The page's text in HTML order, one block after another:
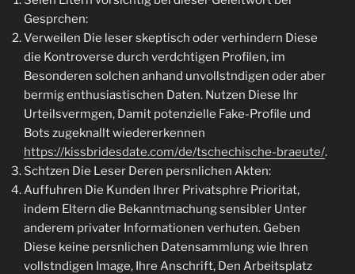
Gesprchen:
Verweilen Die leser skeptisch oder verhindern Diese
die Kontroverse durch verdchtigen Profilen, im
Besonderen solchen anhand unvollstndigen oder aber
bermig enthusiastischen Daten. Nutzen Diese Ihr
Urteilsvermgen, Damit potenzielle Fake-Profile und
Bots zugeknallt wiedererkennen
https://kissbridesdate.com/de/tschechische-braeute/.
Schtzen Die Leser Deren persnlichen Akten:
Auffuhren Die Kunden Ihrer Privatsphre Prioritat,
indem Eltern die Bekanntmachung sensibler Unter
anderem privater Informationen verhuten. Geben
Diese keine persnlichen Datensammlung wie Ihren
vollstndigen Image, Ihre Anschrift, Den Arbeitsplatz